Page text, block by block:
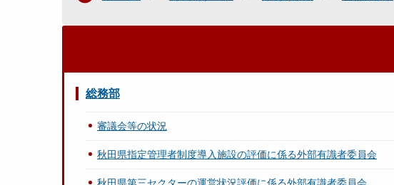
総務部
審議会等の状況
秋田県指定管理者制度導入施設の評価に係る外部有識者委員会